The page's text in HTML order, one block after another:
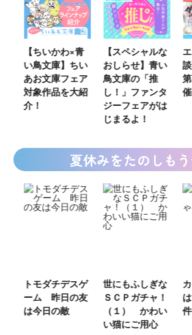
【ちいかわ×青
い鳥文庫】ちい
あお文庫フェア
対象作品を大紹
介！
【スペシャルな
おしらせ】青い
鳥文庫の「推
し！」ファンタ
ジーフェアがは
じまるよ！
夏休みをたのしも
トモダチデスゲ
ーム 昨日の友
は今日の敵
世にもふしぎな
ＳＣＰガチャ！
（１） かわい
い猫にご用心